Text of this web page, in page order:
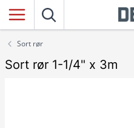
Sort rør
Sort rør 1-1/4" x 3m